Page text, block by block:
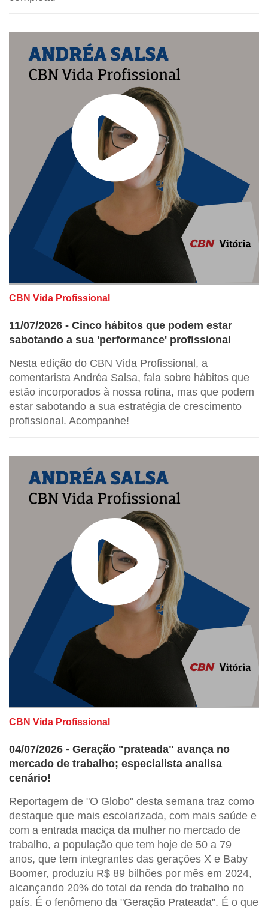
CBN Vida Profissional
11/07/2026 - Cinco hábitos que podem estar
sabotando a sua 'performance' profissional
Nesta edição do CBN Vida Profissional, a
comentarista Andréa Salsa, fala sobre hábitos que
estão incorporados à nossa rotina, mas que podem
estar sabotando a sua estratégia de crescimento
profissional. Acompanhe!
CBN Vida Profissional
04/07/2026 - Geração "prateada" avança no
mercado de trabalho; especialista analisa
cenário!
Reportagem de "O Globo" desta semana traz como
destaque que mais escolarizada, com mais saúde e
com a entrada maciça da mulher no mercado de
trabalho, a população que tem hoje de 50 a 79
anos, que tem integrantes das gerações X e Baby
Boomer, produziu R$ 89 bilhões por mês em 2024,
alcançando 20% do total da renda do trabalho no
país. É o fenômeno da "Geração Prateada". É o que